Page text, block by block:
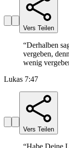
Vers Teilen
“Derhalben
vergeben,
wenig
Lukas 7:47
Vers Teilen